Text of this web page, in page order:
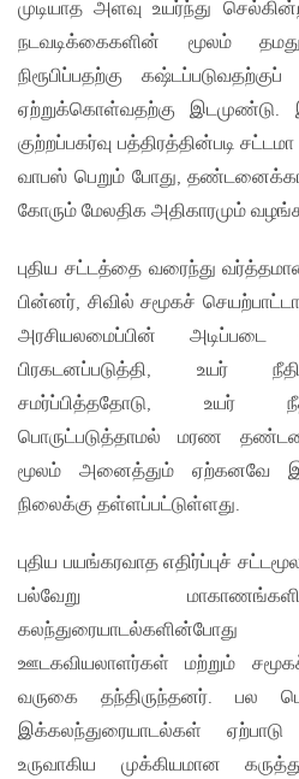
முடியாத அளவு உயர்ந்து
நடவடிக்கைகளின் மூலம்
நிரூபிப்பதற்கு
ஏற்றுக்கொள்வதற்கு இடமுண்டு.
குற்றப்பகர்வு பத்திரத்தின்படி
வாபஸ் பெறும் போது,
கோரும் மேலதிக அதிகாரமும்
புதிய சட்டத்தை வரைந்து
பின்னர், சிவில் சமூகச்
அரசியலமைப்பின் அடிப்படை
பிரகடனப்படுத்தி, உயர்
சமர்ப்பித்ததோடு, உயர்
பொருட்படுத்தாமல் மரண
மூலம் அனைத்தும் ஏற்கனவே
நிலைக்கு தள்ளப்பட்டுள்ளது.
புதிய பயங்கரவாத எதிர்ப்புச்
பல்வேறு
ஊடகவியலாளர்கள் மற்றும்
வருகை தந்திருந்தனர். பல
இக்கலந்துரையாடல்கள்
உருவாகிய முக்கியமான